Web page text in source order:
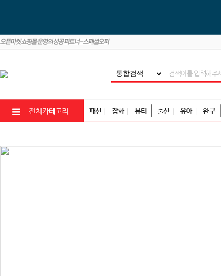
전체카테고리 패션 잡화 뷰티 출산 유아 완구